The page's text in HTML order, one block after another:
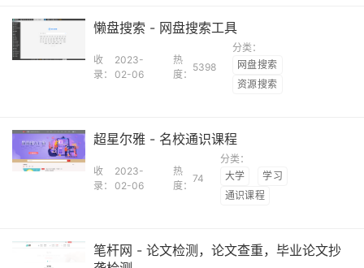
懒盘搜索 - 网盘搜索工具
收
录：
2023-
02-06
热
度：
5398
分类：
网盘搜索
资源搜索
超星尔雅 - 名校通识课程
收
录：
2023-
02-06
热
度：
74
分类：
大学
学习
通识课程
笔杆网 - 论文检测，论文查重，毕业论文抄